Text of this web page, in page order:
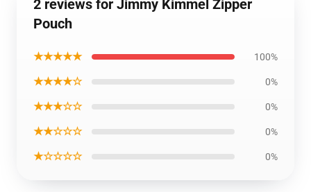
2 reviews for Jimmy Kimmel Zipper
Pouch
★★★★★ 100%
★★★★☆ 0%
★★★☆☆ 0%
★★☆☆☆ 0%
★☆☆☆☆ 0%